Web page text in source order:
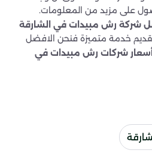
على مزيد من المعلومات.
شركة رش مبيدات في الشارقة
خدمة متميزة فنحن الافضل
شركات رش مبيدات في